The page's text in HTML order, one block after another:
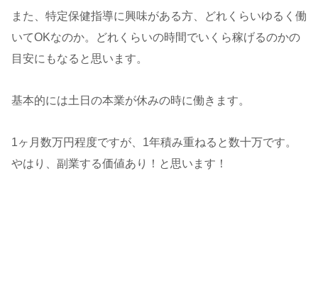
また、特定保健指導に興味がある方、どれくらいゆるく働
いてOKなのか。どれくらいの時間でいくら稼げるのかの
目安にもなると思います。
基本的には土日の本業が休みの時に働きます。
1ヶ月数万円程度ですが、1年積み重ねると数十万です。
やはり、副業する価値あり！と思います！